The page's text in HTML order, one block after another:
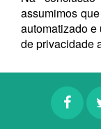
assumimos
automatizado
de privacidade